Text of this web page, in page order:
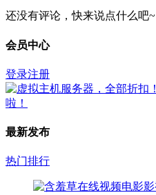
还没有评论，快来说点什么吧~
会员中心
登录注册
最新发布
热门排行